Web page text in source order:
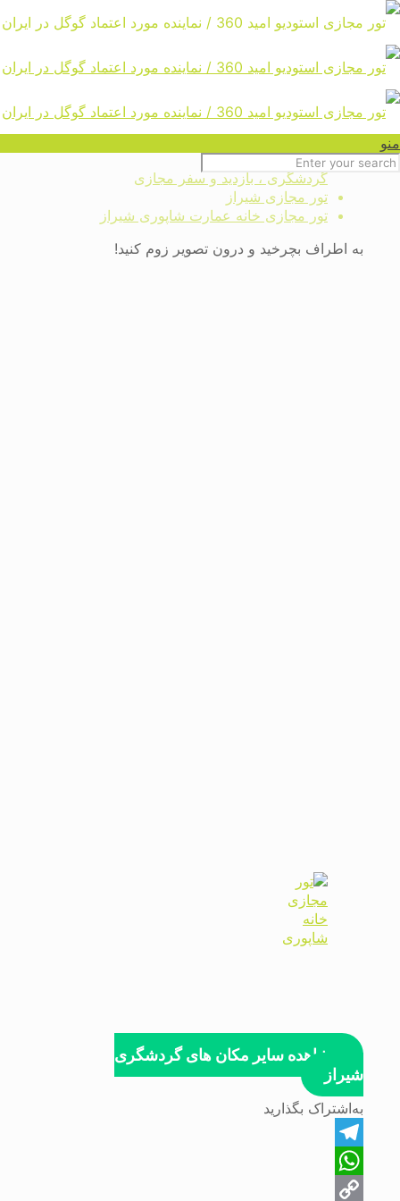
منو
تور مجازی خانه عمارت شاپوری
شیراز
تور مجازی ایران ، ایرانگردی ،
گردشگری ، بازدید و سفر مجازی
تور مجازی شیراز
تور مجازی خانه عمارت شاپوری شیراز
به اطراف بچرخید و درون تصویر زوم کنید!
مشاهده سایر مکان های گردشگری
شیراز
به‌اشتراک بگذارید
Telegram
WhatsApp